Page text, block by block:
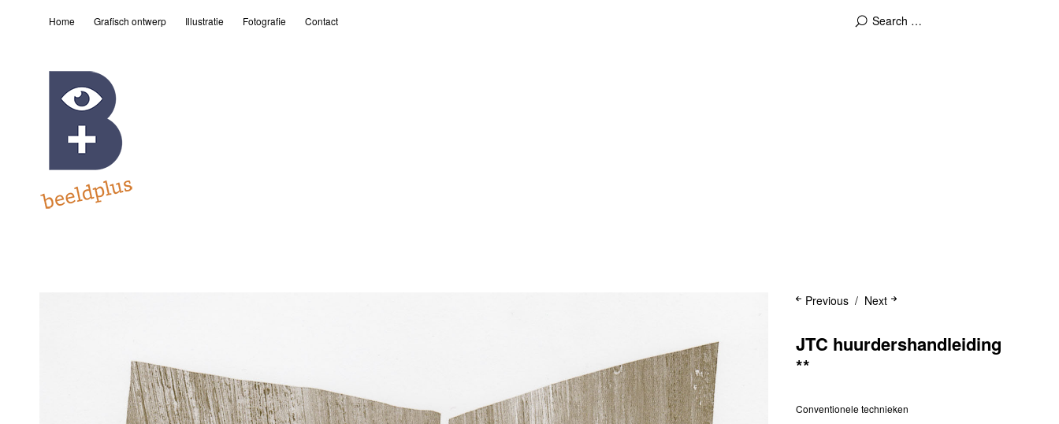
Home Grafisch ontwerp Illustratie Fotografie Contact
Next
Previous
JTC huurdershandleiding
**
Conventionele technieken